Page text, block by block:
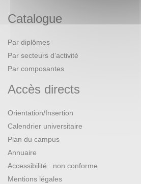
Catalogue
Par diplômes
Par secteurs d’activité
Par composantes
Accès directs
Orientation/Insertion
Calendrier universitaire
Plan du campus
Annuaire
Accessibilité : non conforme
Mentions légales